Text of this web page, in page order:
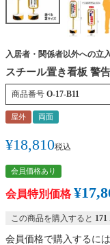
入居者・関係者以外への立
スチール置き看板 警
商品番号 O-17-B11
屋外 両面
¥18,810税込
会員価格あり
会員特別価格 ¥
この商品を購入すると 171
会員価格で購入するに